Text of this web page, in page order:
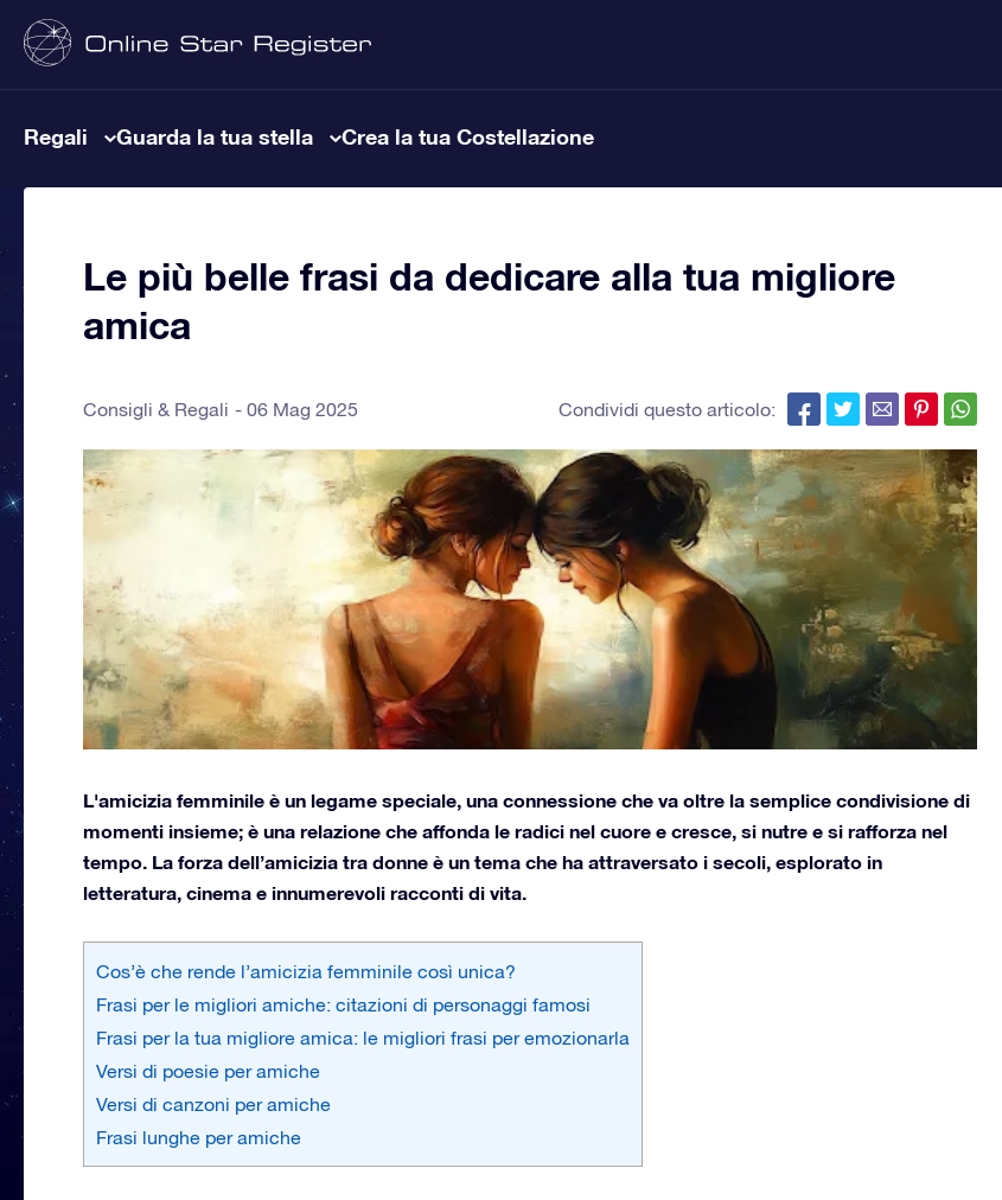
Regali Guarda la tua stella Crea la tua Costellazione
Le più belle frasi da dedicare alla tua migliore
amica
Consigli & Regali 06 Mag 2025 Condividi questo articolo:
L'amicizia femminile è un legame speciale, una connessione che va oltre la semplice condivisione di
momenti insieme; è una relazione che affonda le radici nel cuore e cresce, si nutre e si rafforza nel
tempo. La forza dell’amicizia tra donne è un tema che ha attraversato i secoli, esplorato in
letteratura, cinema e innumerevoli racconti di vita.
Cos’è che rende l’amicizia femminile così unica?
Frasi per le migliori amiche: citazioni di personaggi famosi
Frasi per la tua migliore amica: le migliori frasi per emozionarla
Versi di poesie per amiche
Versi di canzoni per amiche
Frasi lunghe per amiche